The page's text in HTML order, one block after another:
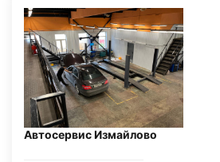
Автосервис Измайлово